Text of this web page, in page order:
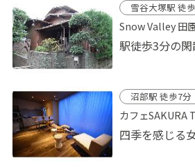
雪谷大塚駅 徒
Snow Valley 田
駅徒歩3分の閑
沼部駅 徒歩7分
カフェSAKURA
四季を感じる